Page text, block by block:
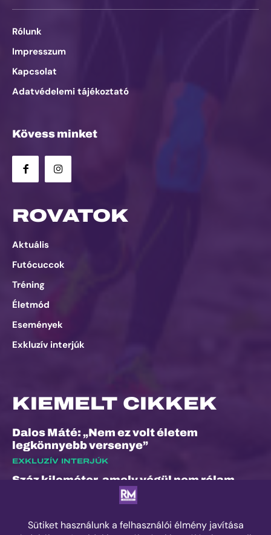
Rólunk
Impresszum
Kapcsolat
Adatvédelemi tájékoztató
Kövess minket
ROVATOK
Aktuális
Futócuccok
Tréning
Életmód
Események
Exkluzív interjúk
KIEMELT CIKKEK
Dalos Máté: „Nem ez volt életem
legkönnyebb versenye”
EXKLUZÍV INTERJÚK
Száz kilométer, amely végül nem rólam
Kilian Jornet hiánya sem törheti meg a